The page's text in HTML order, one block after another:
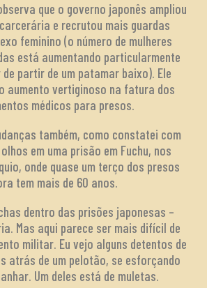
que o governo japonês ampliou
e recrutou mais guardas
feminino (o número de mulheres
está aumentando particularmente
partir de um patamar baixo). Ele
aumento vertiginoso na fatura dos
médicos para presos.
também, como constatei com
em uma prisão em Fuchu, nos
onde quase um terço dos presos
tem mais de 60 anos.
dentro das prisões japonesas –
Mas aqui parece ser mais difícil de
militar. Eu vejo alguns detentos de
atrás de um pelotão, se esforçando
Um deles está de muletas.